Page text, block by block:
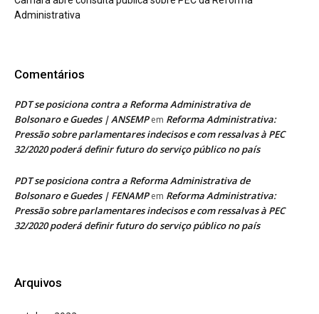
Administrativa
Comentários
PDT se posiciona contra a Reforma Administrativa de
Bolsonaro e Guedes | ANSEMPem Reforma Administrativa:
Pressão sobre parlamentares indecisos e com ressalvas à PEC
32/2020 poderá definir futuro do serviço público no país
PDT se posiciona contra a Reforma Administrativa de
Bolsonaro e Guedes | FENAMPem Reforma Administrativa:
Pressão sobre parlamentares indecisos e com ressalvas à PEC
32/2020 poderá definir futuro do serviço público no país
Arquivos